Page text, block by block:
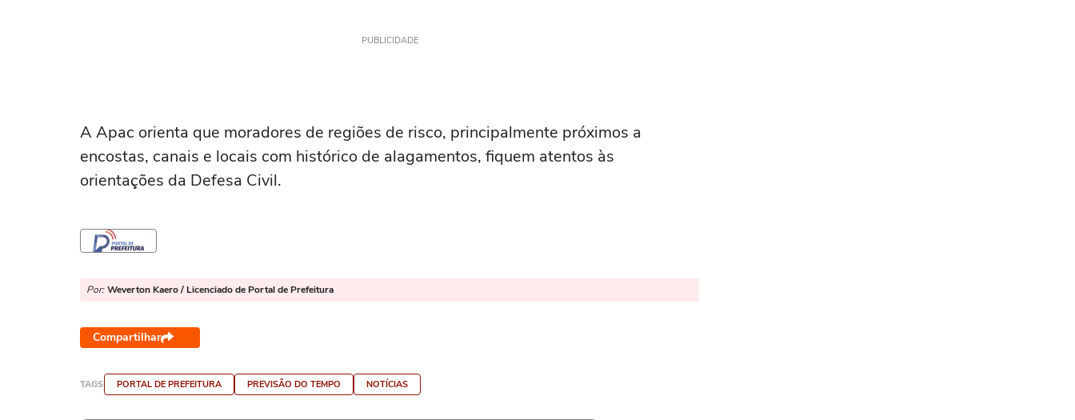
PUBLICIDADE
A Apac orienta que moradores de regiões de risco, principalmente próximos a
encostas, canais e locais com histórico de alagamentos, fiquem atentos às
orientações da Defesa Civil.
Por: Weverton Kaero / Licenciado de Portal de Prefeitura
Compartilhar
TAGS PORTAL DE PREFEITURA PREVISÃO DO TEMPO NOTÍCIAS